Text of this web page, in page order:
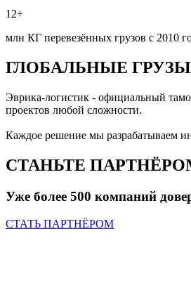
12+
млн КГ перевезённых грузов с 2010
ГЛОБАЛЬНЫЕ
Эврика-логистик - официальный
проектов любой сложности.
Каждое решение мы разрабатываем
СТАНЬТЕ
Уже более 500 компаний
СТАТЬ ПАРТНЁРОМ